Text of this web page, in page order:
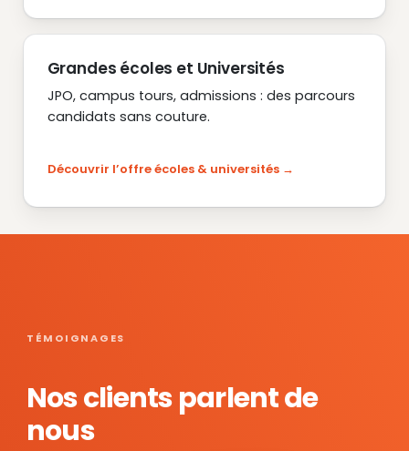
Grandes écoles et Universités
JPO, campus tours, admissions : des parcours
candidats sans couture.
Découvrir l’offre écoles & universités
TÉMOIGNAGES
Nos clients parlent de
nous